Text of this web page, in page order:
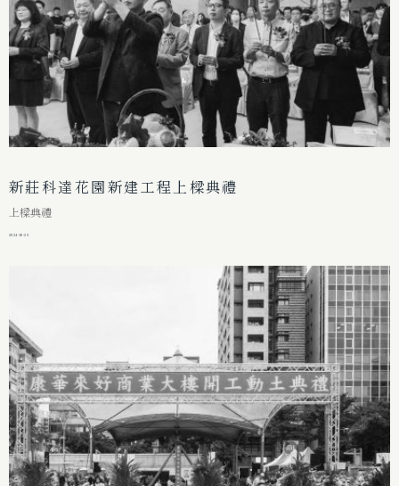
新莊科達花園新建工程上樑典禮
上樑典禮
2024-10-23